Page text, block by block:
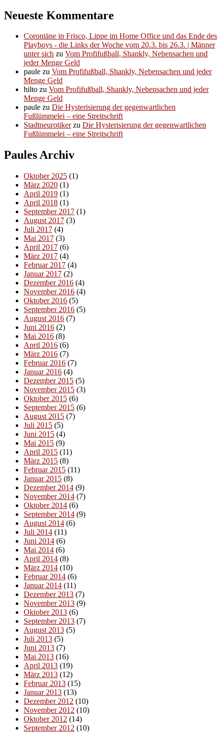
Neueste Kommentare
Corontäne in Frisco, Lippe im Home Office und das Ende des
Playboys - die Links der Woche vom 20.3. bis 26.3. | Männer
unter sich zu Vom Profifußball, Shankly, Nebensachen und
jeder Menge Geld
paule zu Vom Profifußball, Shankly, Nebensachen und jeder
Menge Geld
hilto zu Vom Profifußball, Shankly, Nebensachen und jeder
Menge Geld
paule zu Die Hysterisierung der gegenwartlichen
Fußlümmelei – eine Streitschrift
Stadtneurotikerzu Die Hysterisierung der gegenwartlichen
Fußlümmelei – eine Streitschrift
Paules Archiv
Oktober 2025 (1)
März 2020 (1)
April 2019 (1)
April 2018 (1)
September 2017 (1)
August 2017 (3)
Juli 2017 (4)
Mai 2017 (3)
April 2017 (6)
März 2017 (4)
Februar 2017 (4)
Januar 2017 (2)
Dezember 2016 (4)
November 2016 (4)
Oktober 2016 (5)
September 2016 (5)
August 2016 (7)
Juni 2016 (2)
Mai 2016 (8)
April 2016 (6)
März 2016 (7)
Februar 2016 (7)
Januar 2016 (4)
Dezember 2015 (5)
November 2015 (3)
Oktober 2015 (6)
September 2015 (6)
August 2015 (7)
Juli 2015 (5)
Juni 2015 (4)
Mai 2015 (9)
April 2015 (11)
März 2015 (8)
Februar 2015 (11)
Januar 2015 (8)
Dezember 2014 (9)
November 2014 (7)
Oktober 2014 (6)
September 2014 (9)
August 2014 (6)
Juli 2014 (11)
Juni 2014 (6)
Mai 2014 (6)
April 2014 (8)
März 2014 (10)
Februar 2014 (6)
Januar 2014 (11)
Dezember 2013 (7)
November 2013 (9)
Oktober 2013 (6)
September 2013 (7)
August 2013 (5)
Juli 2013 (5)
Juni 2013 (7)
Mai 2013 (16)
April 2013 (19)
März 2013 (12)
Februar 2013 (15)
Januar 2013 (13)
Dezember 2012 (10)
November 2012 (10)
Oktober 2012 (14)
September 2012 (10)